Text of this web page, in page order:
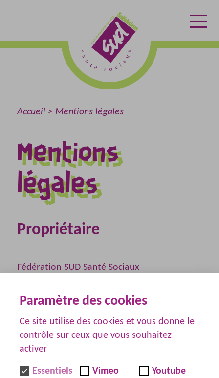
contenu
menu
l'accueil
Accueil Mentions légales
Mentions
légales
Propriétaire
Fédération SUD Santé Sociaux
75 018 Paris
01 40 33 85 00
contact@sudsantesociaux.fr
Hébergement
Paramètre des cookies
Ce site utilise des cookies et vous donne le
contrôle sur ceux que vous souhaitez
activer
Essentiels Vimeo Youtube